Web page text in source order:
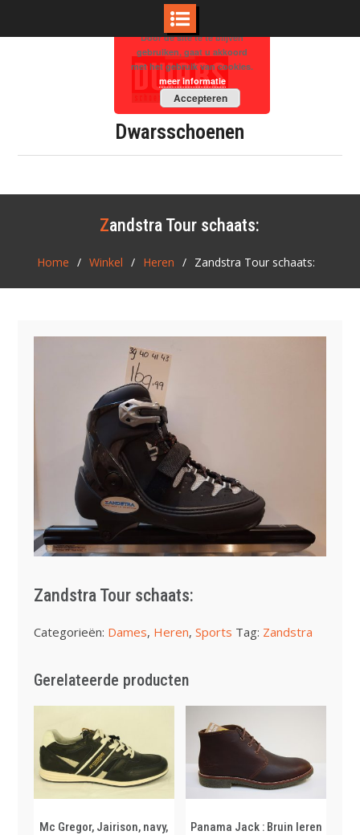
Dwarsschoenen
Zandstra Tour schaats:
Home Winkel Heren Zandstra Tour schaats:
Zandstra Tour schaats:
Categorieën: Dames, Heren, Sports Tag: Zandstra
Gerelateerde producten
Mc Gregor, Jairison, navy,
Panama Jack : Bruin leren
Door de site te te blijven
gebruiken, gaat u akkoord
met het gebruik van cookies.
meer informatie
Accepteren